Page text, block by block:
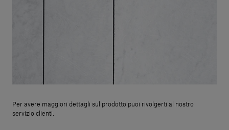
Per avere maggiori dettagli sul prodotto puoi rivolgerti al nostro
servizio clienti.